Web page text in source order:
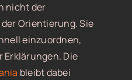
nicht der
Orientierung. Sie
einzuordnen,
Erklärungen. Die
bleibt dabei